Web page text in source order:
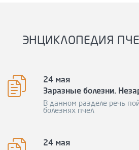
ЭНЦИКЛОПЕДИЯ
24 мая
Заразные болезни.
В данном разделе речь
болезнях пчел
24 мая